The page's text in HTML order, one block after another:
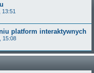
13:51
platform interaktywnych
15:08